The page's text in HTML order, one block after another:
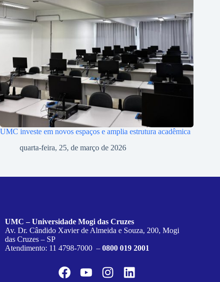
UMC investe em novos espaços e amplia estrutura acadêmica
quarta-feira, 25, de março de 2026
UMC – Universidade Mogi das Cruzes
Av. Dr. Cândido Xavier de Almeida e Souza, 200, Mogi
das Cruzes – SP
Atendimento: 11 4798-7000 – 0800 019 2001